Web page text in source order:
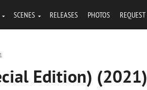
SCENES RELEASES PHOTOS REQUEST
1
Edition) (2021)